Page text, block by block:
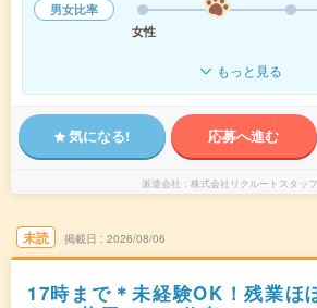
男女比率
女性
もっと見る
気になる! 応募へ進む
派遣会社 株式会社リクルートスタッ
未読 掲載日 2026/08/06
17時まで＊未経験OK！残業